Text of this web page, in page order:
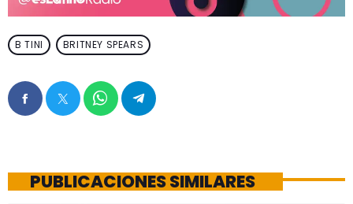
B TINI BRITNEY SPEARS
PUBLICACIONES SIMILARES